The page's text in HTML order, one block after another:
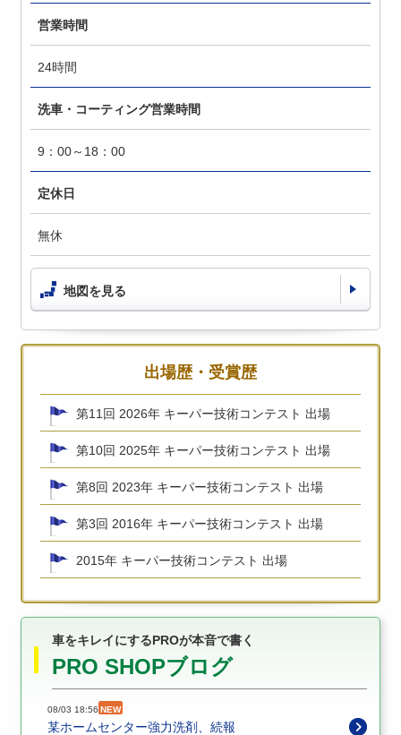
営業時間
24時間
洗車・コーティング営業時間
9：00～18：00
定休日
無休
地図を見る
出場歴・受賞歴
第11回 2026年 キーパー技術コンテスト 出場
第10回 2025年 キーパー技術コンテスト 出場
第8回 2023年 キーパー技術コンテスト 出場
第3回 2016年 キーパー技術コンテスト 出場
2015年 キーパー技術コンテスト 出場
車をキレイにするPROが本音で書く
PRO SHOPブログ
08/03 18:56 NEW
某ホームセンター強力洗剤、続報